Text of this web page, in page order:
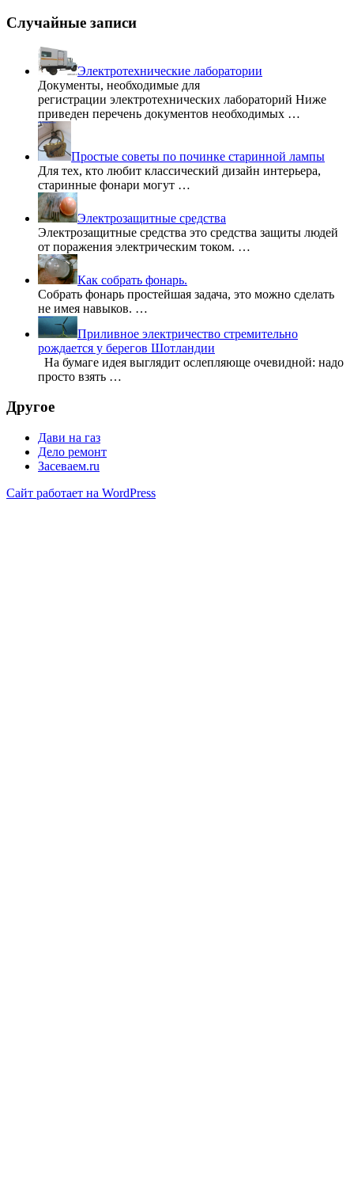
Случайные записи
Электротехнические лаборатории
Документы, необходимые для
регистрации электротехнических лабораторий Ниже
приведен перечень документов необходимых …
Простые советы по починке старинной лампы
Для тех, кто любит классический дизайн интерьера,
старинные фонари могут …
Электрозащитные средства
Электрозащитные средства это средства защиты людей
от поражения электрическим током. …
Как собрать фонарь.
Собрать фонарь простейшая задача, это можно сделать
не имея навыков. …
Приливное электричество стремительно
рождается у берегов Шотландии
На бумаге идея выглядит ослепляюще очевидной: надо
просто взять …
Другое
Дави на газ
Дело ремонт
Засеваем.ru
Сайт работает на WordPress